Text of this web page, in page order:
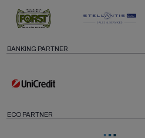
BANKING PARTNER
ECO PARTNER